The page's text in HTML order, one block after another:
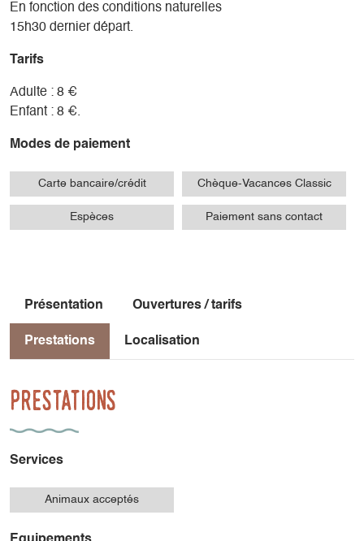
En fonction des conditions naturelles
15h30 dernier départ.
Tarifs
Adulte : 8 €
Enfant : 8 €.
Modes de paiement
Carte bancaire/crédit Chèque-Vacances Classic
Espèces Paiement sans contact
Présentation Ouvertures / tarifs
Prestations Localisation
Prestations
Services
Animaux acceptés